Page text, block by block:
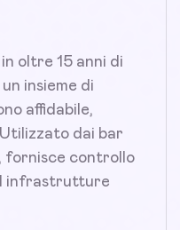
oltre 15 anni di
insieme di
affidabile,
dai bar
fornisce controllo
infrastrutture